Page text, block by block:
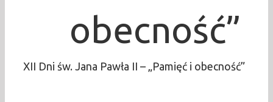
obecność”
XII Dni św. Jana Pawła II – „Pamięć i obecność”